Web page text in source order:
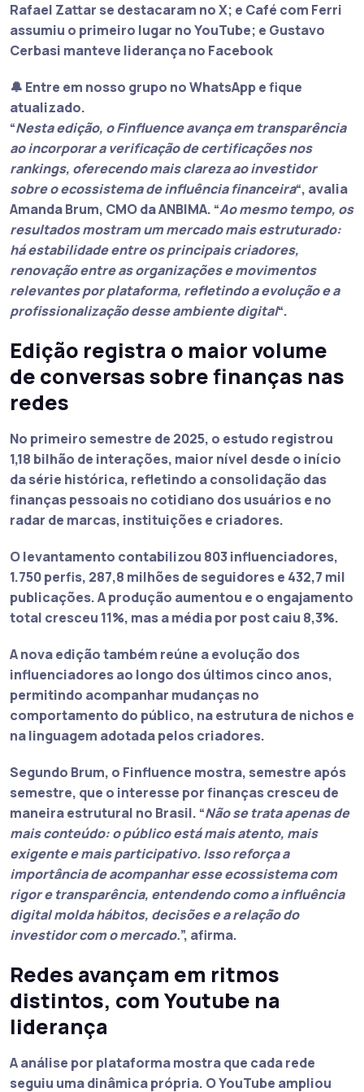
Rafael Zattar se destacaram no X; e Café com Ferri
assumiu o primeiro lugar no YouTube; e Gustavo
Cerbasi manteve liderança no Facebook
🔔 Entre em nosso grupo no WhatsApp e fique
atualizado.
“Nesta edição, o Finfluence avança em transparência
ao incorporar a verificação de certificações nos
rankings, oferecendo mais clareza ao investidor
sobre o ecossistema de influência financeira“, avalia
Amanda Brum, CMO da ANBIMA. “Ao mesmo tempo, os
resultados mostram um mercado mais estruturado:
há estabilidade entre os principais criadores,
renovação entre as organizações e movimentos
relevantes por plataforma, refletindo a evolução e a
profissionalização desse ambiente digital“.
Edição registra o maior volume
de conversas sobre finanças nas
redes
No primeiro semestre de 2025, o estudo registrou
1,18 bilhão de interações, maior nível desde o início
da série histórica, refletindo a consolidação das
finanças pessoais no cotidiano dos usuários e no
radar de marcas, instituições e criadores.
O levantamento contabilizou 803 influenciadores,
1.750 perfis, 287,8 milhões de seguidores e 432,7 mil
publicações. A produção aumentou e o engajamento
total cresceu 11%, mas a média por post caiu 8,3%.
A nova edição também reúne a evolução dos
influenciadores ao longo dos últimos cinco anos,
permitindo acompanhar mudanças no
comportamento do público, na estrutura de nichos e
na linguagem adotada pelos criadores.
Segundo Brum, o Finfluence mostra, semestre após
semestre, que o interesse por finanças cresceu de
maneira estrutural no Brasil. “Não se trata apenas de
mais conteúdo: o público está mais atento, mais
exigente e mais participativo. Isso reforça a
importância de acompanhar esse ecossistema com
rigor e transparência, entendendo como a influência
digital molda hábitos, decisões e a relação do
investidor com o mercado.”, afirma.
Redes avançam em ritmos
distintos, com Youtube na
liderança
A análise por plataforma mostra que cada rede
seguiu uma dinâmica própria. O YouTube ampliou